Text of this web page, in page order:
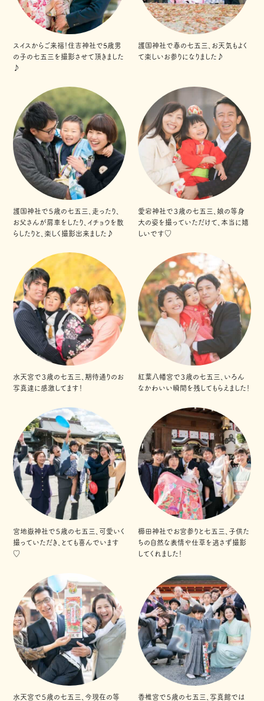
スイスからご来福！住吉神社で5歳男
の子の七五三を撮影させて頂きました
♪
護国神社で春の七五三、お天気もよく
て楽しいお参りになりました♪
護国神社で５歳の七五三、走ったり、
お父さんが肩車をしたり、イチョウを散
らしたりと、楽しく撮影出来ました♪
愛宕神社で３歳の七五三、娘の等身
大の姿を撮っていただけて、本当に嬉
しいです♡
水天宮で３歳の七五三、期待通りのお
写真達に感激してます！
紅葉八幡宮で３歳の七五三、いろん
なかわいい瞬間を残してもらえました！
宮地嶽神社で５歳の七五三、可愛いく
撮っていただき、とても喜んでいます
♡
櫛田神社でお宮参りと七五三、子供た
ちの自然な表情や仕草を逃さず撮影
してくれました！
水天宮で５歳の七五三、今現在の等 香椎宮で５歳の七五三、写真館では